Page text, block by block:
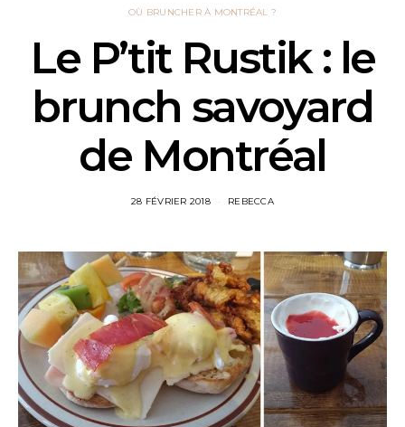
OÙ BRUNCHER À MONTRÉAL ?
Le P’tit Rustik : le
brunch savoyard
de Montréal
28 FÉVRIER 2018 REBECCA